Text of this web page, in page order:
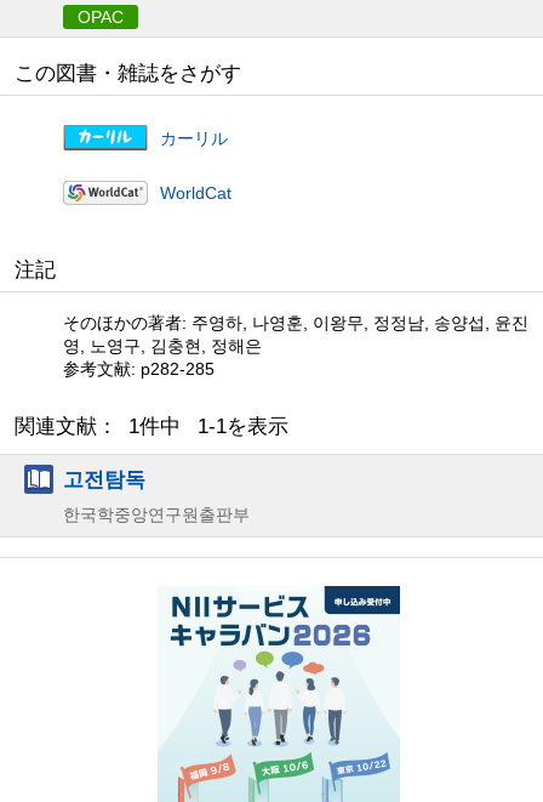
OPAC
この図書・雑誌をさがす
カーリル
WorldCat
注記
そのほかの著者: 주영하, 나영훈, 이왕무, 정정남, 송양섭, 윤진
영, 노영구, 김충현, 정해은
参考文献: p282-285
関連文献： 1件中 1-1を表示
고전탐독
한국학중앙연구원출판부